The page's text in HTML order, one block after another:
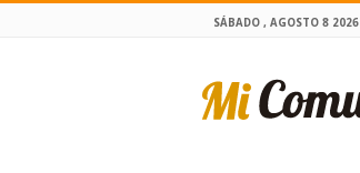
SÁBADO , AGOSTO 8 2026